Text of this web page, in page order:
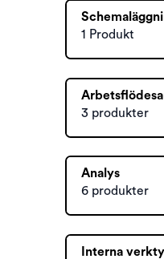
1 Produkt
3 produkter
Analys
6 produkter
Interna